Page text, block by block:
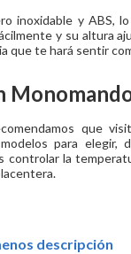
inoxidable y ABS,
y su altura
que te hará sentir
que
para elegir,
controlar la
descripción